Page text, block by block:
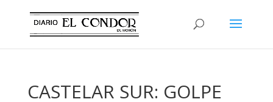
CASTELAR SUR: GOLPE